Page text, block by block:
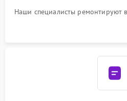
Наши специалисты ремонтируют